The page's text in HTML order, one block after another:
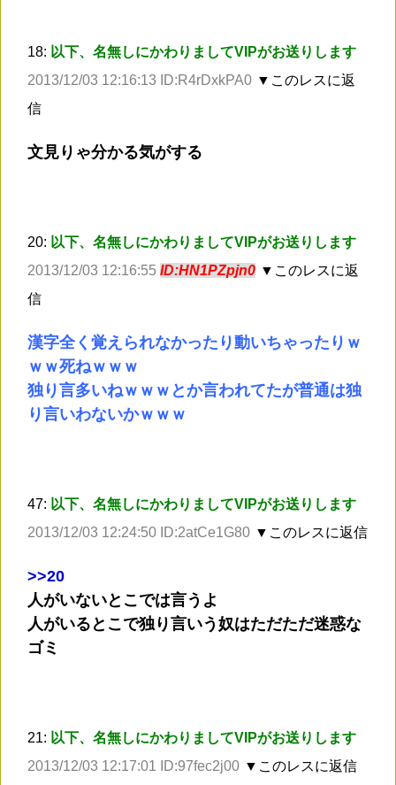
18: 以下、名無しにかわりましてVIPがお送りします
2013/12/03 12:16:13 ID:R4rDxkPA0 ▼このレスに返
信
文見りゃ分かる気がする
20: 以下、名無しにかわりましてVIPがお送りします
2013/12/03 12:16:55 ID:HN1PZpjn0 ▼このレスに返
信
漢字全く覚えられなかったり動いちゃったりｗ
ｗｗ死ねｗｗｗ
独り言多いねｗｗｗとか言われてたが普通は独
り言いわないかｗｗｗ
47: 以下、名無しにかわりましてVIPがお送りします
2013/12/03 12:24:50 ID:2atCe1G80 ▼このレスに返信
>>20
人がいないとこでは言うよ
人がいるとこで独り言いう奴はただただ迷惑な
ゴミ
21: 以下、名無しにかわりましてVIPがお送りします
2013/12/03 12:17:01 ID:97fec2j00 ▼このレスに返信